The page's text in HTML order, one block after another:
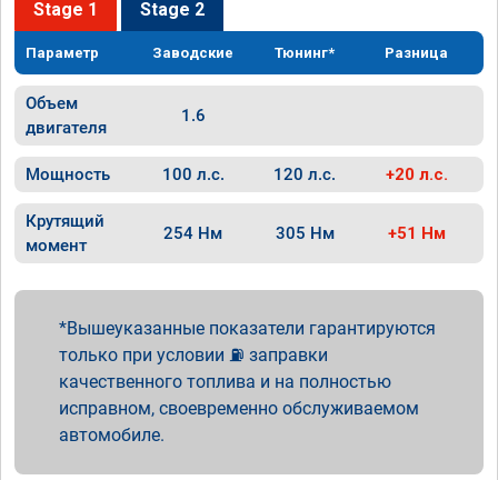
Stage 1 Stage 2
Параметр Заводские Тюнинг* Разница
Объем
двигателя
1.6
Мощность 100 л.с. 120 л.с. +20 л.с.
Крутящий
момент
254 Нм 305 Нм +51 Нм
Вышеуказанные показатели гарантируются
только при условии ⛽ заправки
качественного топлива и на полностью
исправном, своевременно обслуживаемом
автомобиле.